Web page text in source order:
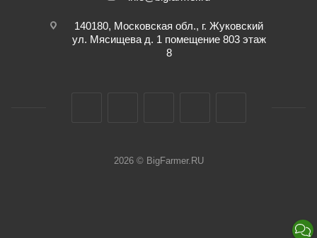
140180, Московская обл., г. Жуковский
ул. Мясищева д. 1 помещение 803 этаж
8
2026 © BigFarmer.RU